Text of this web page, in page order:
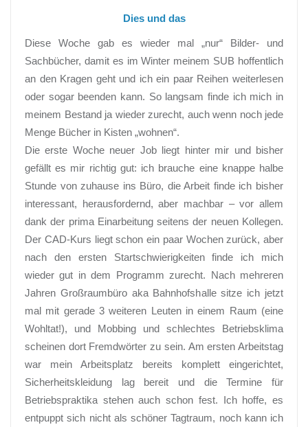
Dies und das
Diese Woche gab es wieder mal „nur“ Bilder- und
Sachbücher, damit es im Winter meinem SUB hoffentlich
an den Kragen geht und ich ein paar Reihen weiterlesen
oder sogar beenden kann. So langsam finde ich mich in
meinem Bestand ja wieder zurecht, auch wenn noch jede
Menge Bücher in Kisten „wohnen“.
Die erste Woche neuer Job liegt hinter mir und bisher
gefällt es mir richtig gut: ich brauche eine knappe halbe
Stunde von zuhause ins Büro, die Arbeit finde ich bisher
interessant, herausfordernd, aber machbar – vor allem
dank der prima Einarbeitung seitens der neuen Kollegen.
Der CAD-Kurs liegt schon ein paar Wochen zurück, aber
nach den ersten Startschwierigkeiten finde ich mich
wieder gut in dem Programm zurecht. Nach mehreren
Jahren Großraumbüro aka Bahnhofshalle sitze ich jetzt
mal mit gerade 3 weiteren Leuten in einem Raum (eine
Wohltat!), und Mobbing und schlechtes Betriebsklima
scheinen dort Fremdwörter zu sein. Am ersten Arbeitstag
war mein Arbeitsplatz bereits komplett eingerichtet,
Sicherheitskleidung lag bereit und die Termine für
Betriebspraktika stehen auch schon fest. Ich hoffe, es
entpuppt sich nicht als schöner Tagtraum, noch kann ich